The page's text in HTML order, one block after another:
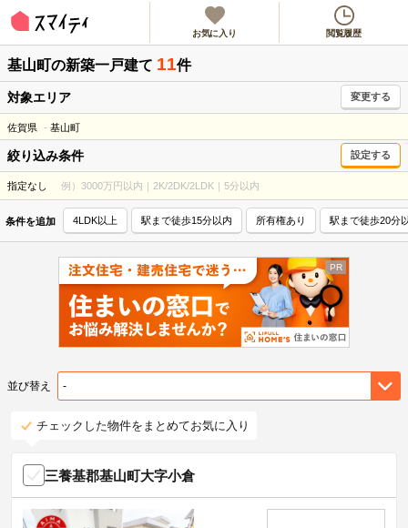
お気に入り 閲覧履歴
基山町の新築一戸建て 11件
対象エリア 変更する
佐賀県 基山町
絞り込み条件 設定する
指定なし 例）3000万円以内｜2K/2DK/2LDK｜5分以内
条件を追加 4LDK以上 駅まで徒歩15分以内 所有権あり 駅まで徒歩20分
並び替え
チェックした物件をまとめてお気に入り
三養基郡基山町大字小倉